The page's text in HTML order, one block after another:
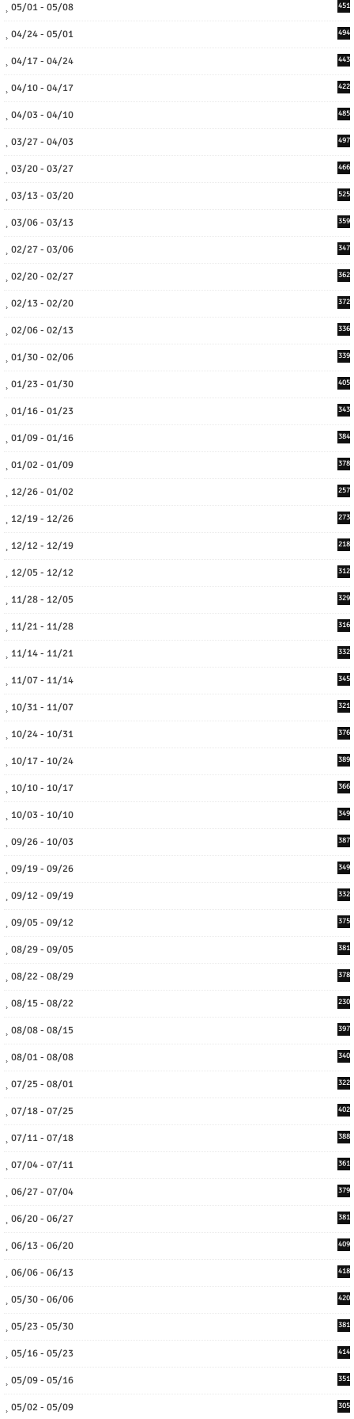
05/01 - 05/08 451
04/24 - 05/01 494
04/17 - 04/24 443
04/10 - 04/17 422
04/03 - 04/10 485
03/27 - 04/03 497
03/20 - 03/27 466
03/13 - 03/20 525
03/06 - 03/13 359
02/27 - 03/06 347
02/20 - 02/27 362
02/13 - 02/20 372
02/06 - 02/13 336
01/30 - 02/06 339
01/23 - 01/30 405
01/16 - 01/23 343
01/09 - 01/16 384
01/02 - 01/09 378
12/26 - 01/02 257
12/19 - 12/26 273
12/12 - 12/19 218
12/05 - 12/12 312
11/28 - 12/05 329
11/21 - 11/28 316
11/14 - 11/21 332
11/07 - 11/14 345
10/31 - 11/07 321
10/24 - 10/31 376
10/17 - 10/24 389
10/10 - 10/17 366
10/03 - 10/10 349
09/26 - 10/03 387
09/19 - 09/26 349
09/12 - 09/19 332
09/05 - 09/12 375
08/29 - 09/05 381
08/22 - 08/29 378
08/15 - 08/22 230
08/08 - 08/15 397
08/01 - 08/08 340
07/25 - 08/01 322
07/18 - 07/25 402
07/11 - 07/18 388
07/04 - 07/11 361
06/27 - 07/04 379
06/20 - 06/27 381
06/13 - 06/20 409
06/06 - 06/13 418
05/30 - 06/06 420
05/23 - 05/30 381
05/16 - 05/23 414
05/09 - 05/16 351
05/02 - 05/09 305